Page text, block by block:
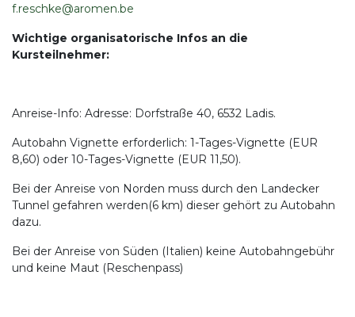
f.reschke@aromen.be
Wichtige organisatorische Infos an die
Kursteilnehmer:
Anreise-Info: Adresse: Dorfstraße 40, 6532 Ladis.
Autobahn Vignette erforderlich: 1-Tages-Vignette (EUR
8,60) oder 10-Tages-Vignette (EUR 11,50).
Bei der Anreise von Norden muss durch den Landecker
Tunnel gefahren werden(6 km) dieser gehört zu Autobahn
dazu.
Bei der Anreise von Süden (Italien) keine Autobahngebühr
und keine Maut (Reschenpass)